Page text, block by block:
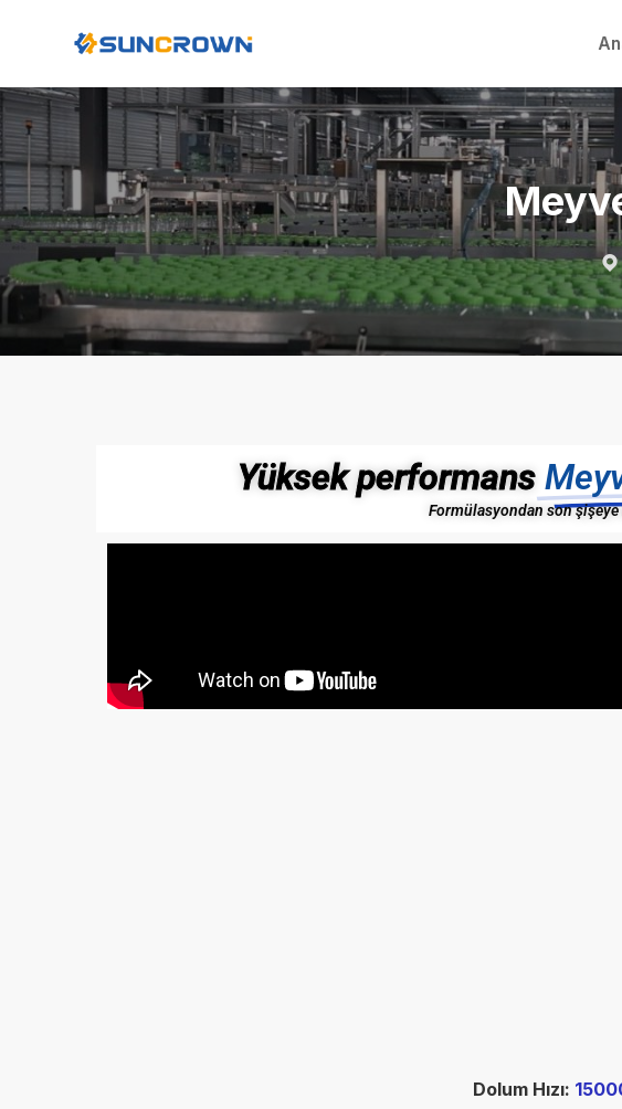

Yüksek performans
Formülasyondan son
Dolum Hızı: